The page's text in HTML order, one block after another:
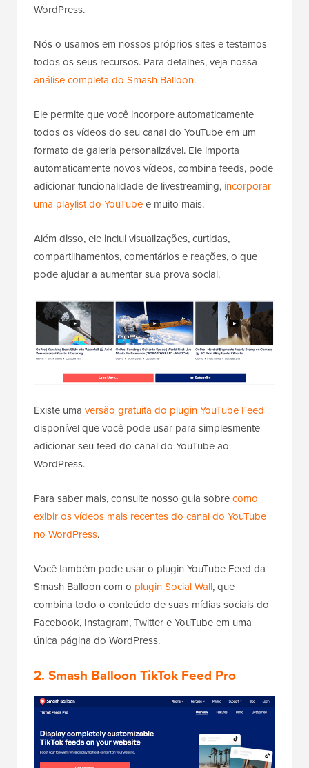
WordPress.
Nós o usamos em nossos próprios sites e testamos
todos os seus recursos. Para detalhes, veja nossa
análise completa do Smash Balloon.
Ele permite que você incorpore automaticamente
todos os vídeos do seu canal do YouTube em um
formato de galeria personalizável. Ele importa
automaticamente novos vídeos, combina feeds, pode
adicionar funcionalidade de livestreaming, incorporar
uma playlist do YouTubee muito mais.
Além disso, ele inclui visualizações, curtidas,
compartilhamentos, comentários e reações, o que
pode ajudar a aumentar sua prova social.
Existe uma versão gratuita do plugin YouTube Feed
disponível que você pode usar para simplesmente
adicionar seu feed do canal do YouTube ao
WordPress.
Para saber mais, consulte nosso guia sobrecomo
exibir os vídeos mais recentes do canal do YouTube
no WordPress.
Você também pode usar o plugin YouTube Feed da
Smash Balloon com o plugin Social Wall, que
combina todo o conteúdo de suas mídias sociais do
Facebook, Instagram, Twitter e YouTube em uma
única página do WordPress.
2. Smash Balloon TikTok Feed Pro